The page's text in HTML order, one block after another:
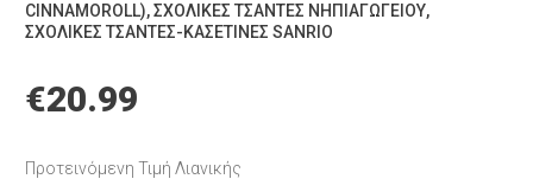
CINNAMOROLL),ΣΧΟΛΙΚΈΣ ΤΣΆΝΤΕΣ ΝΗΠΙΑΓΩΓΕΊΟΥ,
ΣΧΟΛΙΚΈΣ ΤΣΆΝΤΕΣ-ΚΑΣΕΤΊΝΕΣ SANRIO
€20.99
Προτεινόμενη Τιμή Λιανικής